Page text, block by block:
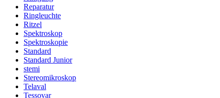
Reparatur
Ringleuchte
Ritzel
Spektroskop
Spektroskopie
Standard
Standard Junior
stemi
Stereomikroskop
Telaval
Tessovar